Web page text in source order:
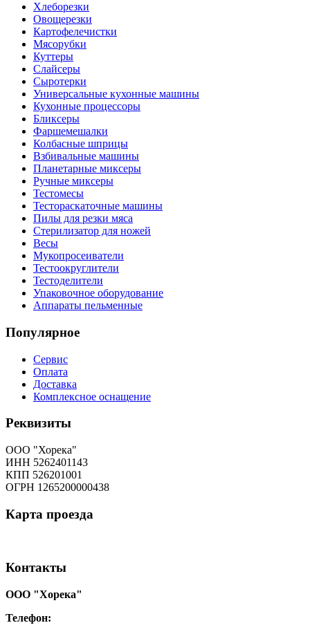
Хлеборезки
Овощерезки
Картофелечистки
Мясорубки
Куттеры
Слайсеры
Сыротерки
Универсальные кухонные машины
Кухонные процессоры
Бликсеры
Фаршемешалки
Колбасные шприцы
Взбивальные машины
Планетарные миксеры
Ручные миксеры
Тестомесы
Тестораскаточные машины
Пилы для резки мяса
Стерилизатор для ножей
Весы
Мукопросеиватели
Тестоокруглители
Тестоделители
Упаковочное оборудование
Аппараты пельменные
Популярное
Сервис
Оплата
Доставка
Комплексное оснащение
Реквизиты
ООО "Хорека"
ИНН 5262401143
КПП 526201001
ОГРН 1265200000438
Карта проезда
Контакты
ООО "Хорека"
Телефон: